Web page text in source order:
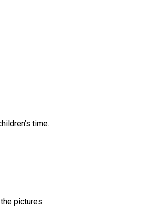
time.
pictures: